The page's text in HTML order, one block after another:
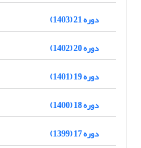
دوره 21 (1403)
دوره 20 (1402)
دوره 19 (1401)
دوره 18 (1400)
دوره 17 (1399)